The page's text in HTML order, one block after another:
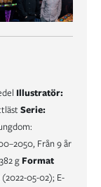
Illustratör:
Serie:
Från 9 år
382 g Format
(2022-05-02); E-